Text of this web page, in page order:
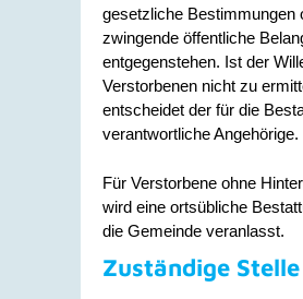
gesetzliche Bestimmungen
zwingende öffentliche
entgegenstehen. Ist der
Verstorbenen nicht zu
entscheidet der für die
verantwortliche Angehörige.
Für Verstorbene ohne
wird eine ortsübliche
die Gemeinde veranlasst.
Zuständige Stelle